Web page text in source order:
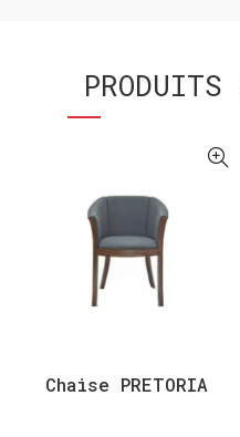
Chaise PRETORIA